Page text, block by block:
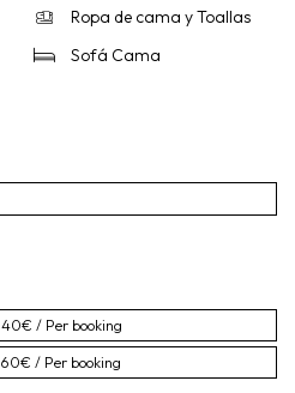
Ropa de cama y Toallas
Sofá Cama
40€ / Per booking
60€ / Per booking